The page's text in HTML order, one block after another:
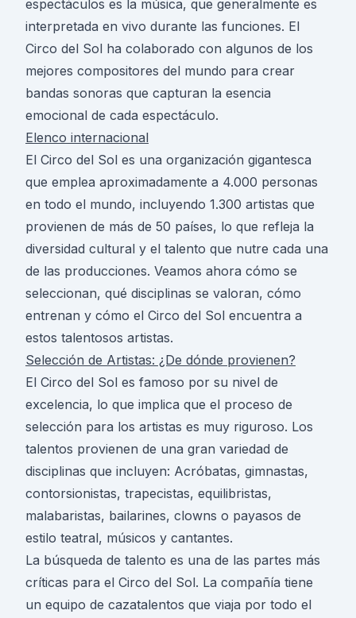
espectáculos es la música, que generalmente es
interpretada en vivo durante las funciones. El
Circo del Sol ha colaborado con algunos de los
mejores compositores del mundo para crear
bandas sonoras que capturan la esencia
emocional de cada espectáculo.
Elenco internacional
El Circo del Sol es una organización gigantesca
que emplea aproximadamente a 4.000 personas
en todo el mundo, incluyendo 1.300 artistas que
provienen de más de 50 países, lo que refleja la
diversidad cultural y el talento que nutre cada una
de las producciones. Veamos ahora cómo se
seleccionan, qué disciplinas se valoran, cómo
entrenan y cómo el Circo del Sol encuentra a
estos talentosos artistas.
Selección de Artistas: ¿De dónde provienen?
El Circo del Sol es famoso por su nivel de
excelencia, lo que implica que el proceso de
selección para los artistas es muy riguroso. Los
talentos provienen de una gran variedad de
disciplinas que incluyen: Acróbatas, gimnastas,
contorsionistas, trapecistas, equilibristas,
malabaristas, bailarines, clowns o payasos de
estilo teatral, músicos y cantantes.
La búsqueda de talento es una de las partes más
críticas para el Circo del Sol. La compañía tiene
un equipo de cazatalentos que viaja por todo el